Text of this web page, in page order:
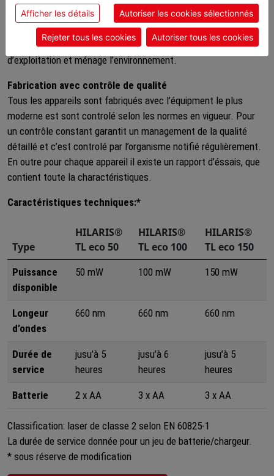
Par l’utilisation de batteries standards ou chargeurs batterie on
reduit des coûts doublement: traitement trés longue avec un
set de batteries ou chargeurs batterie réduisent les frais
d’exploitation et ménage l’environnement.
Fabrication avec contrôle de qualité
Tous les appareils sont fabriqués avec l’équipment le plus
moderne est sont controlé selon les normes en vigueur. Pour
un contrôle constant garantit un management de la qualité
détaillé et c’est controlé par l’organisme notifié régulièrement.
En outre pour chaque appareil il existe un rapport d’éssais, que
contient toute la charactéristiques.
Caractéristiques techniques:*
Type
HILARIS®
TL eco 50
HILARIS®
TL eco 100
HILARIS®
TL eco 150
Puissance
disponible
50 mW 100 mW 150 mW
Longeur
d’ondes
660 nm 660 nm 660 nm
Durée de
service
jusu’à 5
heures
jusu’à 6
heures
jusu’à 5
heures
Batterie 2 x AA 3 x AA 3 x AA
Classification: laser de classe 2 selon EN 60825-1
La durée de service donnée pour un jeu de batterie/chargeur.
* sous réserve de modification
Afficher les détails Autoriser les cookies sélectionnés
Rejeter tous les cookies Autoriser tous les cookies